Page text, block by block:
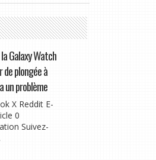
Galaxy Watch
plongée à
un problème
X Reddit E-
0
Suivez-